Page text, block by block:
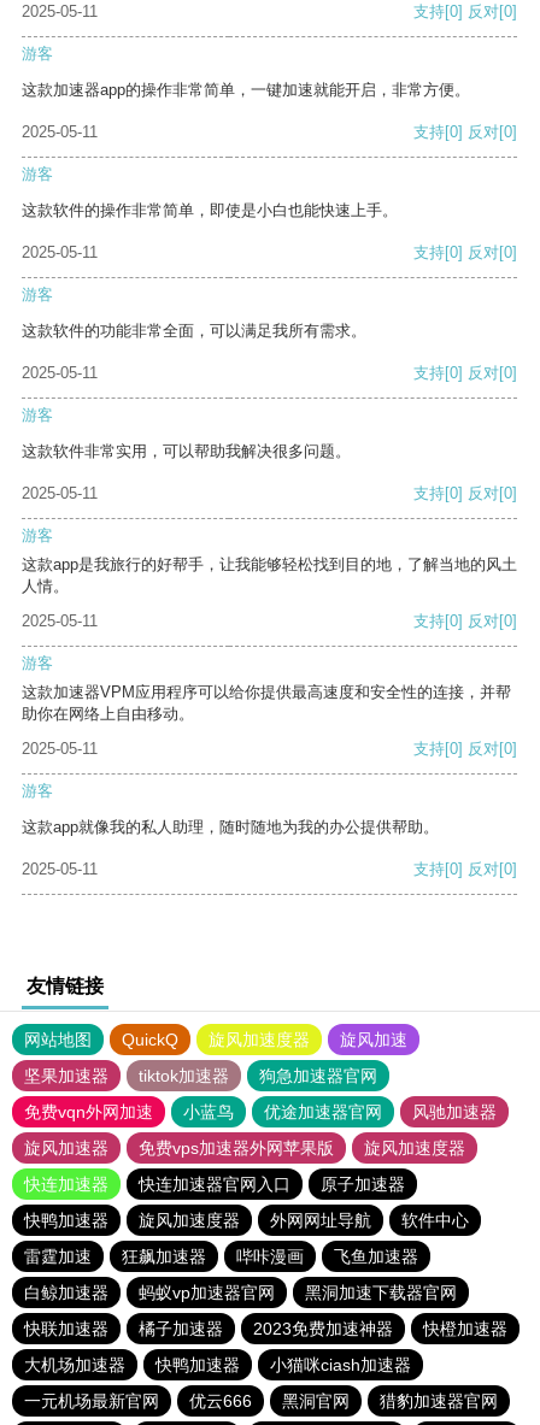
2025-05-11
支持[0] 反对[0]
游客
这款加速器app的操作非常简单，一键加速就能开启，非常方便。
2025-05-11 支持[0] 反对[0]
游客
这款软件的操作非常简单，即使是小白也能快速上手。
2025-05-11 支持[0] 反对[0]
游客
这款软件的功能非常全面，可以满足我所有需求。
2025-05-11 支持[0] 反对[0]
游客
这款软件非常实用，可以帮助我解决很多问题。
2025-05-11 支持[0] 反对[0]
游客
这款app是我旅行的好帮手，让我能够轻松找到目的地，了解当地的风土
人情。
2025-05-11
支持[0] 反对[0]
游客
这款加速器VPM应用程序可以给你提供最高速度和安全性的连接，并帮
助你在网络上自由移动。
2025-05-11
支持[0] 反对[0]
游客
这款app就像我的私人助理，随时随地为我的办公提供帮助。
2025-05-11 支持[0] 反对[0]
友情链接
网站地图 QuickQ 旋风加速度器
旋风加速
坚果加速器
tiktok加速器
狗急加速器官网
免费vqn外网加速
小蓝鸟 优途加速器官网
风驰加速器
旋风加速器
免费vps加速器外网苹果版
旋风加速度器
快连加速器
快连加速器官网入口
原子加速器
快鸭加速器
旋风加速度器 外网网址导航
软件中心
雷霆加速
狂飙加速器 哔咔漫画
飞鱼加速器
白鲸加速器
蚂蚁vp加速器官网
黑洞加速下载器官网
快联加速器
橘子加速器 2023免费加速神器
快橙加速器
大机场加速器
快鸭加速器
小猫咪ciash加速器
一元机场最新官网
优云666 黑洞官网 猎豹加速器官网